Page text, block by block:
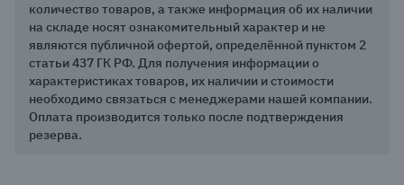
количество товаров, а также информация об их наличии
на складе носят ознакомительный характер и не
являются публичной офертой, определённой пунктом 2
статьи 437 ГК РФ. Для получения информации о
характеристиках товаров, их наличии и стоимости
необходимо связаться с менеджерами нашей компании.
Оплата производится только после подтверждения
резерва.